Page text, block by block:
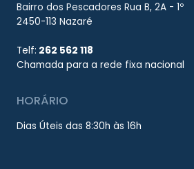
Bairro dos Pescadores Rua B, 2A - 1º
2450-113 Nazaré
Telf: 262 562 118
Chamada para a rede fixa nacional
HORÁRIO
Dias Úteis das 8:30h às 16h